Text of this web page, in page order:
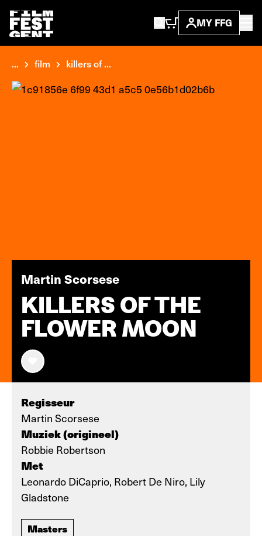
MY FFG
... film killers of ...
Martin Scorsese
KILLERS OF THE
FLOWER MOON
Regisseur
Martin Scorsese
Muziek (origineel)
Robbie Robertson
Met
Leonardo DiCaprio, Robert De Niro, Lily
Gladstone
Masters